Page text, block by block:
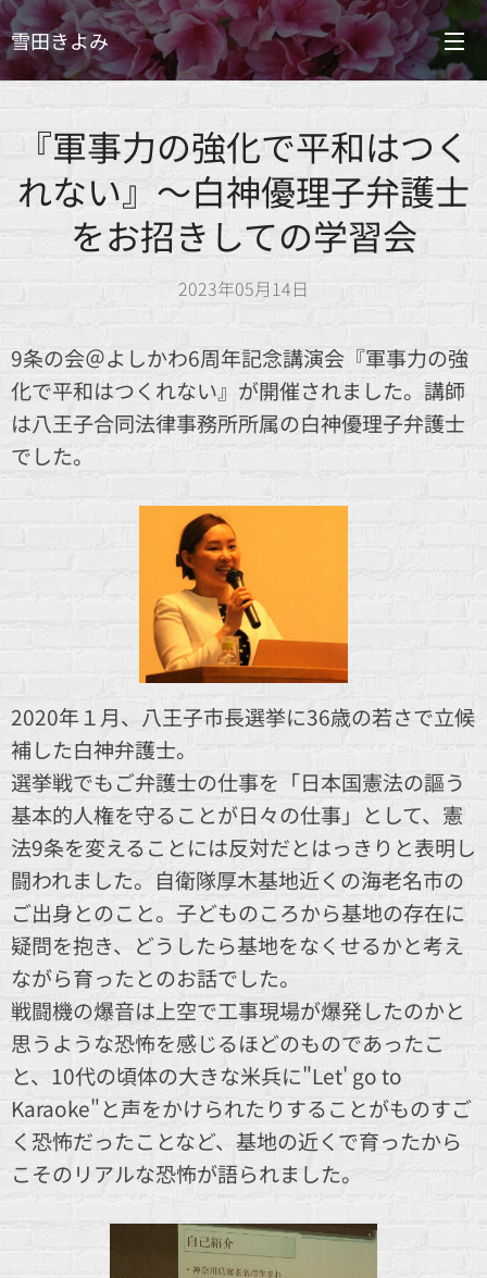
雪田きよみ
『軍事力の強化で平和はつく
れない』～白神優理子弁護士
をお招きしての学習会
2023年05月14日
9条の会＠よしかわ6周年記念講演会『軍事力の強
化で平和はつくれない』が開催されました。講師
は八王子合同法律事務所所属の白神優理子弁護士
でした。
2020年１月、八王子市長選挙に36歳の若さで立候
補した白神弁護士。
選挙戦でもご弁護士の仕事を「日本国憲法の謳う
基本的人権を守ることが日々の仕事」として、憲
法9条を変えることには反対だとはっきりと表明し
闘われました。自衛隊厚木基地近くの海老名市の
ご出身とのこと。子どものころから基地の存在に
疑問を抱き、どうしたら基地をなくせるかと考え
ながら育ったとのお話でした。
戦闘機の爆音は上空で工事現場が爆発したのかと
思うような恐怖を感じるほどのものであったこ
と、10代の頃体の大きな米兵に"Let' go to
Karaoke"と声をかけられたりすることがものすご
く恐怖だったことなど、基地の近くで育ったから
こそのリアルな恐怖が語られました。